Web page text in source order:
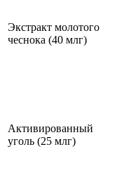
Экстракт молотого
чеснока (40 млг)
Активированный
уголь (25 млг)